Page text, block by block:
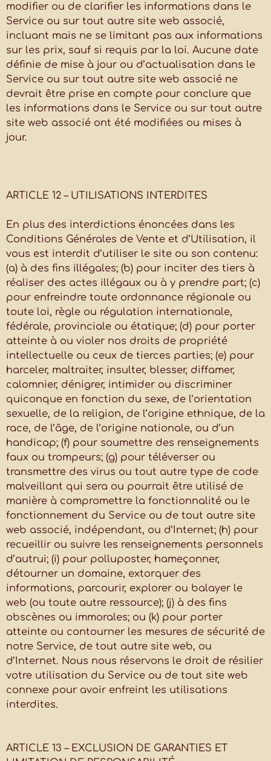
modifier ou de clarifier les informations dans le
Service ou sur tout autre site web associé,
incluant mais ne se limitant pas aux informations
sur les prix, sauf si requis par la loi. Aucune date
définie de mise à jour ou d’actualisation dans le
Service ou sur tout autre site web associé ne
devrait être prise en compte pour conclure que
les informations dans le Service ou sur tout autre
site web associé ont été modifiées ou mises à
jour.
ARTICLE 12 – UTILISATIONS INTERDITES
En plus des interdictions énoncées dans les
Conditions Générales de Vente et d’Utilisation, il
vous est interdit d’utiliser le site ou son contenu:
(a) à des fins illégales; (b) pour inciter des tiers à
réaliser des actes illégaux ou à y prendre part; (c)
pour enfreindre toute ordonnance régionale ou
toute loi, règle ou régulation internationale,
fédérale, provinciale ou étatique; (d) pour porter
atteinte à ou violer nos droits de propriété
intellectuelle ou ceux de tierces parties; (e) pour
harceler, maltraiter, insulter, blesser, diffamer,
calomnier, dénigrer, intimider ou discriminer
quiconque en fonction du sexe, de l’orientation
sexuelle, de la religion, de l’origine ethnique, de la
race, de l’âge, de l’origine nationale, ou d’un
handicap; (f) pour soumettre des renseignements
faux ou trompeurs; (g) pour téléverser ou
transmettre des virus ou tout autre type de code
malveillant qui sera ou pourrait être utilisé de
manière à compromettre la fonctionnalité ou le
fonctionnement du Service ou de tout autre site
web associé, indépendant, ou d’Internet; (h) pour
recueillir ou suivre les renseignements personnels
d’autrui; (i) pour polluposter, hameçonner,
détourner un domaine, extorquer des
informations, parcourir, explorer ou balayer le
web (ou toute autre ressource); (j) à des fins
obscènes ou immorales; ou (k) pour porter
atteinte ou contourner les mesures de sécurité de
notre Service, de tout autre site web, ou
d’Internet. Nous nous réservons le droit de résilier
votre utilisation du Service ou de tout site web
connexe pour avoir enfreint les utilisations
interdites.
ARTICLE 13 – EXCLUSION DE GARANTIES ET